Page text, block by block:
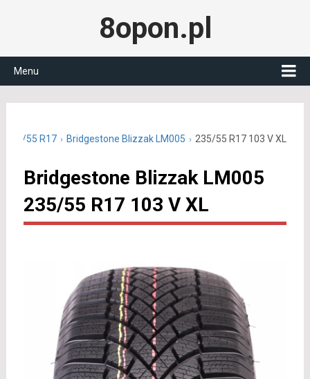
8opon.pl
Menu
235/55 R17 Bridgestone Blizzak LM005 235/55 R17 103 V XL
Bridgestone Blizzak LM005
235/55 R17 103 V XL